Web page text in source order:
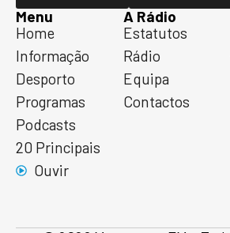
Menu
Home
Informação
Desporto
Programas
Podcasts
20 Principais
Ouvir
A Rádio
Estatutos
Rádio
Equipa
Contactos